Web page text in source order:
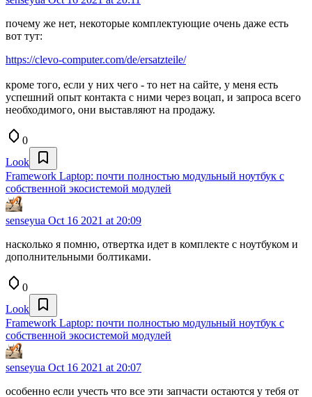
почему же нет, некоторые комплектующие очень даже есть
вот тут:
https://clevo-computer.com/de/ersatzteile/
кроме того, если у них чего - то нет на сайте, у меня есть
успешний опыт контакта с ними через воцап, и запроса всего
необходимого, они выставляют на продажу.
0
Look
Framework Laptop: почти полностью модульный ноутбук с
собственной экосистемой модулей
senseyua Oct 16 2021 at 20:09
насколько я помню, отвертка идет в комплекте с ноутбуком и
дополнительными болтиками.
0
Look
Framework Laptop: почти полностью модульный ноутбук с
собственной экосистемой модулей
senseyua Oct 16 2021 at 20:07
особенно если учесть что все эти запчасти остаются у тебя от